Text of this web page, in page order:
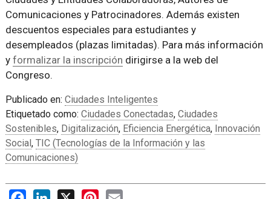
Comunicaciones y Patrocinadores. Además existen
descuentos especiales para estudiantes y
desempleados (plazas limitadas). Para más información
y formalizar la inscripción dirigirse a la web del
Congreso.
Publicado en: Ciudades Inteligentes
Etiquetado como: Ciudades Conectadas, Ciudades
Sostenibles, Digitalización, Eficiencia Energética, Innovación
Social, TIC (Tecnologías de la Información y las
Comunicaciones)
FacebookLinkedIn
X PinterestEmail